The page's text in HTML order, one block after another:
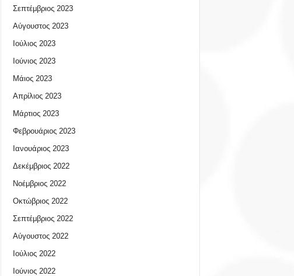
Σεπτέμβριος 2023
Αύγουστος 2023
Ιούλιος 2023
Ιούνιος 2023
Μάιος 2023
Απρίλιος 2023
Μάρτιος 2023
Φεβρουάριος 2023
Ιανουάριος 2023
Δεκέμβριος 2022
Νοέμβριος 2022
Οκτώβριος 2022
Σεπτέμβριος 2022
Αύγουστος 2022
Ιούλιος 2022
Ιούνιος 2022